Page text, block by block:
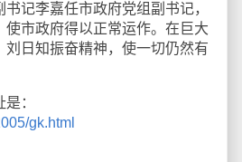
记李嘉任市政府党组副书记，
使市政府得以正常运作。在巨大
刘日知振奋精神，使一切仍然有
：
gk.html